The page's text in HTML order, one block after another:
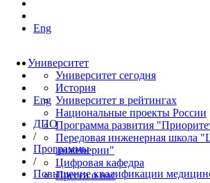
Eng
Университет
Университет сегодня
История
Университет в рейтингах
Национальные проекты России
Программа развития
Передовая инженерная школа
инженерии"
Цифровая кафедра
Пресса о нас
Eng
ДПО
/
Программы
/
Повышение квалификации